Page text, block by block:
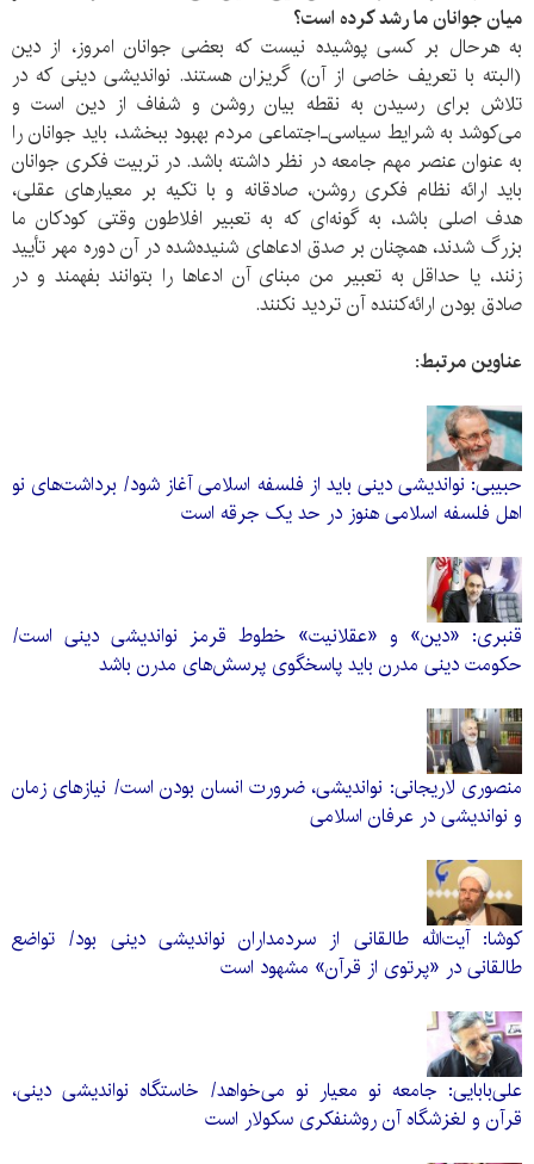
میان جوانان ما رشد کرده است؟
به هرحال بر کسی پوشیده نیست که بعضی جوانان امروز، از دین
(البته با تعریف خاصی از آن) گریزان هستند. نواندیشی دینی که در
تلاش برای رسیدن به نقطه بیان روشن و شفاف از دین است و
می‌کوشد به شرایط سیاسی‌ـ‌اجتماعی مردم بهبود ببخشد، باید جوانان را
به عنوان عنصر مهم جامعه در نظر داشته باشد. در تربیت فکری جوانان
باید ارائه نظام فکری روشن، صادقانه و با تکیه بر معیارهای عقلی،
هدف اصلی باشد، به گونه‌ای که به تعبیر افلاطون وقتی کودکان ما
بزرگ شدند، همچنان بر صدق ادعاهای شنیده‌شده در آن دوره مهر تأیید
زنند، یا حداقل به تعبیر من مبنای آن ادعاها را بتوانند بفهمند و در
صادق بودن ارائه‌کننده آن تردید نکنند.
عناوین مرتبط:
حبیبی: نواندیشی دینی باید از فلسفه اسلامی آغاز شود/ برداشت‌های نو
اهل فلسفه اسلامی هنوز در حد یک جرقه است
قنبری: «دین» و «عقلانیت» خطوط قرمز نواندیشی دینی‌ است/
حکومت دینی مدرن باید پاسخگوی پرسش‌های مدرن باشد
منصوری لاریجانی: نواندیشی، ضرورت انسان بودن است/ نیازهای زمان
و نواندیشی در عرفان اسلامی
کوشا: آیت‌الله طالقانی از سردمداران نواندیشی دینی بود/ تواضع
طالقانی در «پرتوی از قرآن» مشهود است
علی‌بابایی: جامعه نو معیار نو می‌خواهد/ خاستگاه نواندیشی دینی،
قرآن و لغزشگاه آن روشنفکری سکولار است